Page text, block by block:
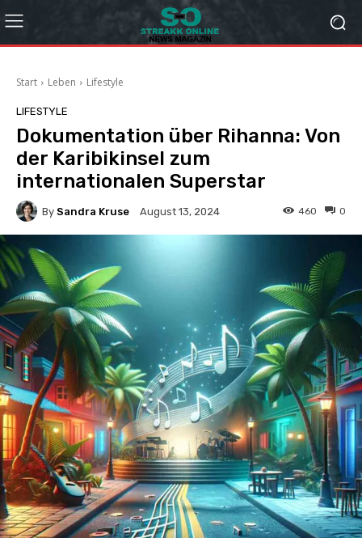
Start Leben Lifestyle
LIFESTYLE
Dokumentation über Rihanna: Von
der Karibikinsel zum
internationalen Superstar
By Sandra Kruse August 13, 2024 0
460